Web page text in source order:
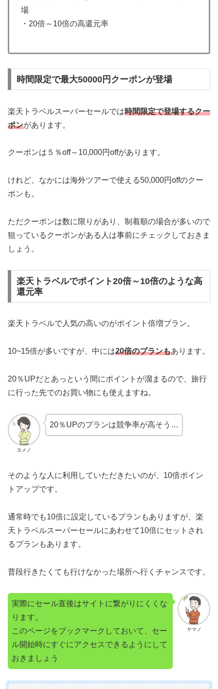
場
・20倍～10倍の高還元率
時間限定で最大50000円クーポンが登場
楽天トラベルスーパーセールでは時間限定で登場するクー
ポンがあります。
クーポンは５％off～10,000円offがあります。
けれど、なかには海外ツアーで使える50,000円offのクー
ポンも。
ただクーポンは数に限りがあり、制着順の場合が多いので
狙っているクーポンがある人は事前にチェックしておきま
しょう。
楽天トラベルでポイント20倍～10倍のような高
還元率
楽天トラベルで人気の高いのがポイント倍増プラン。
10~15倍が多いですが、中には20倍のプランもあります。
20％UPだとあっという間にポイントが溜まるので、旅行
に行った先でのお買い物にも使えますね。
ヨメノ
20％UPのプランは競争率が高そう…
そのような人に利用していただきたいのが、10倍ポイン
トアップです。
通常時でも10倍に設定しているプランもありますが、楽
天トラベルスーパーセールにあわせて10倍にセットされ
るプランもあります。
普段行きたくても行けなかった場所へ行くチャンスです。
ヤマノ
実際にセール直後はサイトに繋がりにくくな
ります。
このページをブックマークしておいて、セー
ル開始時にすぐにアクセスできるようにして
おきましょう